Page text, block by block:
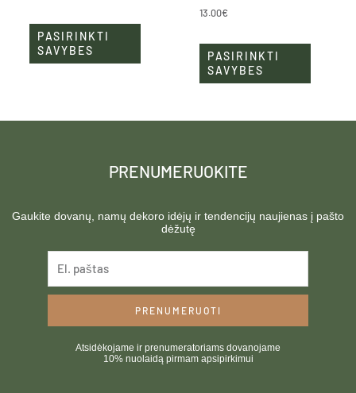
PASIRINKTI
SAVYBES
variants.
options
chosen
13.00€
PASIRINKTI
SAVYBES
The
may
chosen
PRENUMERUOKITE
Gaukite dovanų, namų dekoro idėjų ir tendencijų naujienas į pašto
dėžutę
PRENUMERUOTI
Atsidėkojame ir prenumeratoriams dovanojame
10% nuolaidą pirmam apsipirkimui